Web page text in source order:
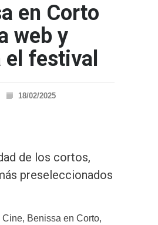
en Corto
web y
festival
18/02/2025
de los cortos,
preseleccionados
Benissa en Corto,